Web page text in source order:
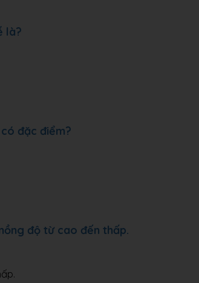
là?
đặc điểm?
độ từ cao đến thấp.